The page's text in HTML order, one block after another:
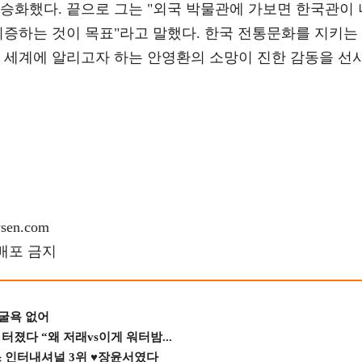
화했다. 끝으로 그는 "외국 박물관에 가보면 한국관이
하는 것이 목표"라고 말했다. 한국 전통문화를 지키는
계에 알리고자 하는 안영환의 소망이 진한 감동을 선
포 금지
욕 없어
졌다 “왜 저래vs이게 워터밤...
인터내셔널 3위 ♥장윤서였다